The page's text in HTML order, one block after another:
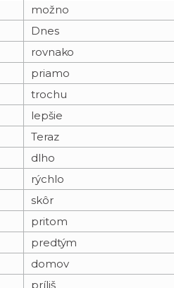
možno
Dnes
rovnako
priamo
trochu
lepšie
Teraz
dlho
rýchlo
skôr
pritom
predtým
domov
príliš